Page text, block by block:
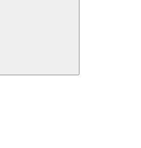
Compartilhar